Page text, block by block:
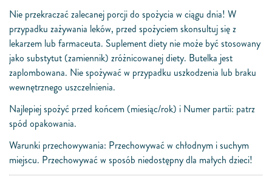
Nie przekraczać zalecanej porcji do spożycia w ciągu dnia! W
przypadku zażywania leków, przed spożyciem skonsultuj się z
lekarzem lub farmaceuta. Suplement diety nie może być stosowany
jako substytut (zamiennik) zróżnicowanej diety. Butelka jest
zaplombowana. Nie spożywać w przypadku uszkodzenia lub braku
wewnętrznego uszczelnienia.
Najlepiej spożyć przed końcem (miesiąc/rok) i Numer partii: patrz
spód opakowania.
Warunki przechowywania: Przechowywać w chłodnym i suchym
miejscu. Przechowywać w sposób niedostępny dla małych dzieci!